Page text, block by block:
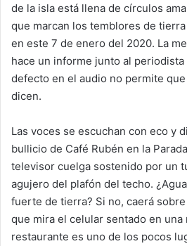
de la isla está llena de círculos
que marcan los temblores de
en este 7 de enero del 2020. La
hace un informe junto al
defecto en el audio no permite
dicen.
Las voces se escuchan con eco y
bullicio de Café Rubén en la
televisor cuelga sostenido por un
agujero del plafón del techo.
fuerte de tierra? Si no, caerá
que mira el celular sentado en una
restaurante es uno de los pocos